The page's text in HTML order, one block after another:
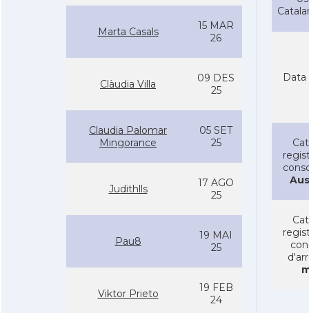
Marta Casals
15 MAR
26
Clàudia Villa
09 DES
25
Claudia Palomar
Mingorance
05 SET
25
Judithlls
17 AGO
25
Pau8
19 MAI
25
Viktor Prieto
19 FEB
24
Data